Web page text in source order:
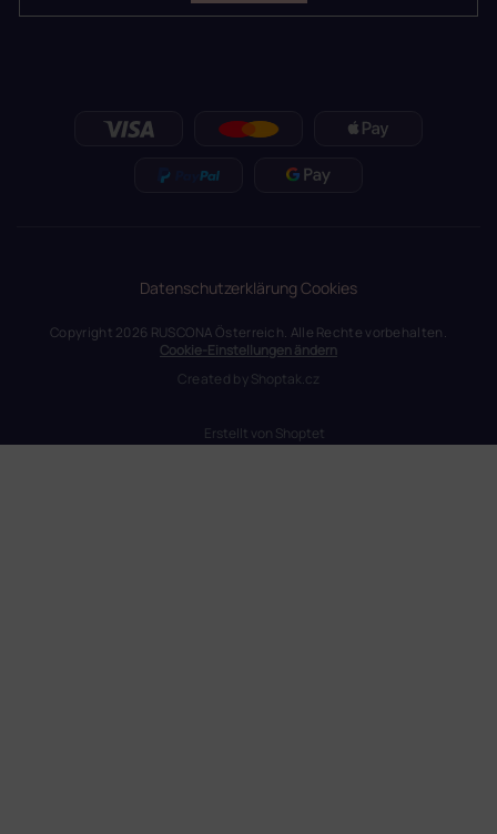
DatenschutzerklärungCookies
Erstellt von Shoptet
Copyright 2026 RUSCONA Österreich. Alle Rechte vorbehalten.
Cookie-Einstellungen ändern
Created byShoptak.cz